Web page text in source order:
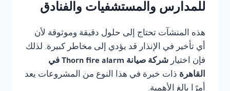
للمدارس والمستشفيات والفنادق
هذه المنشآت تحتاج إلى حلول دقيقة وموثوقة لأن
أي تأخير في الإنذار قد يؤدي إلى مخاطر كبيرة. لذلك
فإن اختيار
شركة صيانة Thorn fire alarm في
القاهرة ذات خبرة في هذا النوع من المشروعات يعد